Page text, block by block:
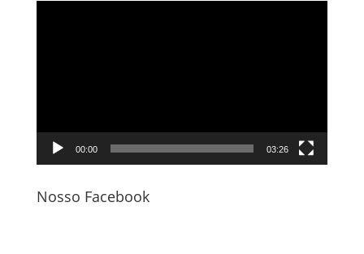
00:00 03:26
Nosso Facebook